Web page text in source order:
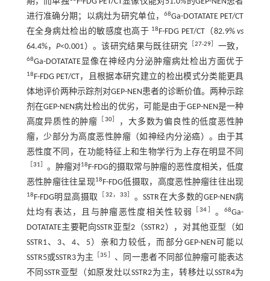
进行准确分期；以病灶为研究单位，68Ga-DOTATATE PET/CT
在全身病灶检出的敏感度也高于 18F-FDG PET/CT（82.9%vs
64.4%，P<0.001）。该研究结果与既往研究 ［27-29 一致，
68Ga-DOTATATE显像在神经内分泌肿瘤病灶检出方面优于
18F-FDG PET/CT，且根据本研究建立的检出模式分类能更具
体地评价两种示踪剂对GEP-NEN患者的诊断价值。两种示踪
剂在GEP-NEN病灶检出的优劣，可能是由于GEP-NEN是一种
高度异质性的肿瘤
30］
，大多数为偏良性的低度恶性肿
瘤，少部分为高度恶性肿瘤（如神经内分泌癌）。由于其
恶性度不同，在功能特征上和生物学行为上存在明显不同
31 。肿瘤对18F-FDG的摄取常与肿瘤的恶性度相关，低度
恶性肿瘤往往呈现18F-FDG低摄取，高度恶性肿瘤往往出现
18F-FDG明显高摄取 32， 33
。SSTR在大多数的GEP-NEN病
灶均有表达，且与肿瘤恶性度相关性较弱
［34 。68Ga-
DOTATATE主要靶向SSTR亚型2（SSTR2），对其他亚型（如
SSTR1、3、4、5）亲和力较低，而部分GEP-NEN可能以
SSTR5或SSTR3为主 ［35
、同一患者不同部位肿瘤可能表达
不同SSTR亚型（如原发灶以SSTR2为主，转移灶以SSTR4为